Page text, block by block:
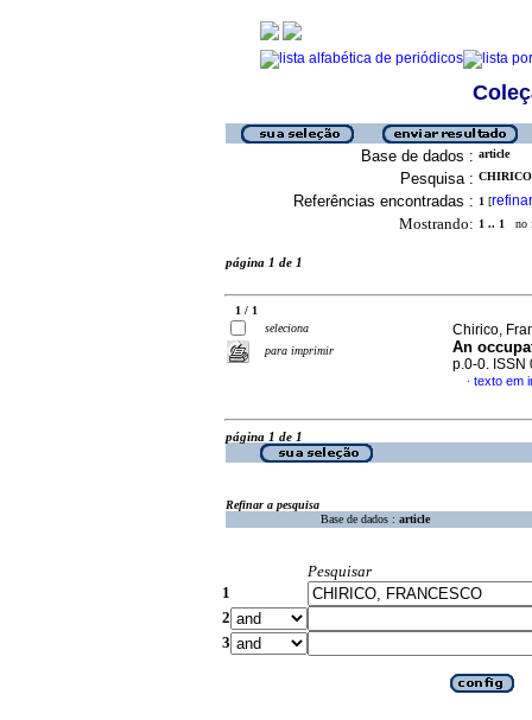
Base de dados : article
Pesquisa :
Referências encontradas : 1 [refinar
Mostrando: 1 .. 1 no
página 1 de 1
1 / 1
seleciona
para imprimir
Chirico,
An
p.0-0. ISSN
· texto em
página 1 de 1
Refinar a pesquisa
Base de dados : article
Pesquisar
1
2
3